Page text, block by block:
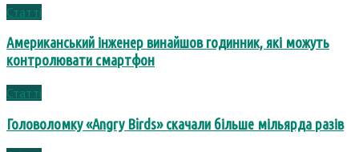
Статті
Американський інженер винайшов годинник, які можуть
контролювати смартфон
Статті
Головоломку «Angry Birds» скачали більше мільярда разів